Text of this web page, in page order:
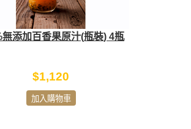
無添加百香果原汁(瓶裝) 4瓶
$1,120
加入購物車